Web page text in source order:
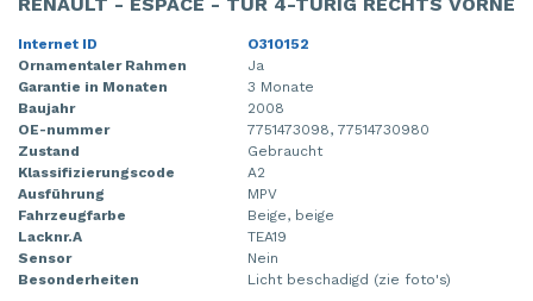
Internet ID
O310152
Ornamentaler Rahmen
Ja
Garantie in Monaten
3 Monate
Baujahr
2008
OE-nummer
7751473098, 77514730980
Zustand
Gebraucht
Klassifizierungscode
A2
Ausführung
MPV
Fahrzeugfarbe
Beige, beige
Lacknr.A
TEA19
Sensor
Nein
Besonderheiten
Licht beschadigd (zie foto's)